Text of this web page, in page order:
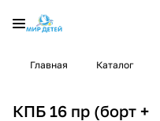
Главная Каталог
КПБ 16 пр (борт +